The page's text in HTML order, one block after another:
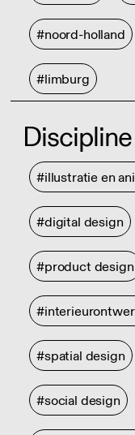
#noord-holland
#limburg
Discipline
#illustratie en
#digital design
#product design
#spatial design
#social design